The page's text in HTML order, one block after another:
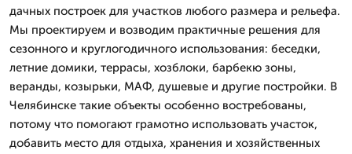
дачных построек для участков любого размера и рельефа.
Мы проектируем и возводим практичные решения для
сезонного и круглогодичного использования: беседки,
летние домики, террасы, хозблоки, барбекю зоны,
веранды, козырьки, МАФ, душевые и другие постройки. В
Челябинске такие объекты особенно востребованы,
потому что помогают грамотно использовать участок,
добавить место для отдыха, хранения и хозяйственных